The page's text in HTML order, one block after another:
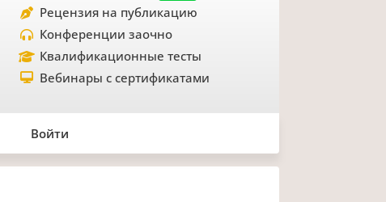
Рецензия на публикацию
Конференции заочно
Квалификационные тесты
Вебинары с сертификатами
Войти